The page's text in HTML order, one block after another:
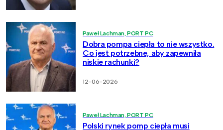
Paweł Lachman, PORT PC
Dobra pompa ciepła to nie wszystko.
Co jest potrzebne, aby zapewniła
niskie rachunki?
12-06-2026
Paweł Lachman, PORT PC
Polski rynek pomp ciepła musi